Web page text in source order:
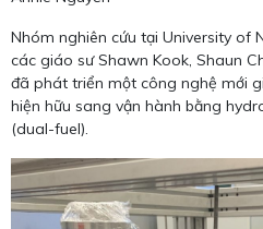
Nhóm nghiên cứu tại University of
các giáo sư Shawn Kook, Shaun
đã phát triển một công nghệ mới
hiện hữu sang vận hành bằng
(dual-fuel).